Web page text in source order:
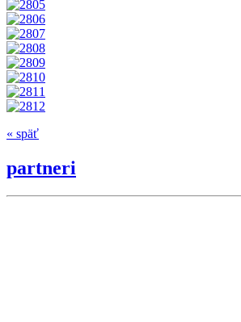
« späť
partneri